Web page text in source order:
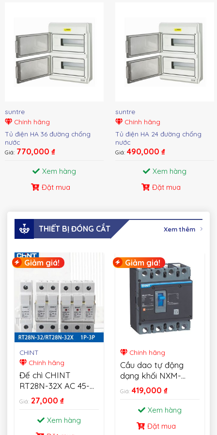
suntre
Chính hãng
Tủ điện HA 36 đường chống
nước
Giá: 770,000 ₫
Xem hàng
Đặt mua
suntre
Chính hãng
Tủ điện HA 24 đường chống
nước
Giá: 490,000 ₫
Xem hàng
Đặt mua
THIẾT BỊ ĐÓNG CẮT Xem thêm
Giảm giá!
CHINT
Chính hãng
Đế chì CHINT
RT28N-32X AC 45-
62HZ 500V Fusible
Cutout 1P 2P 3P
Giá: 27,000 ₫
Xem hàng
Giảm giá!
Chính hãng
Cầu dao tự động
dạng khối NXM-
MCCB CHINT
Giá: 419,000 ₫
Xem hàng
Đặt mua